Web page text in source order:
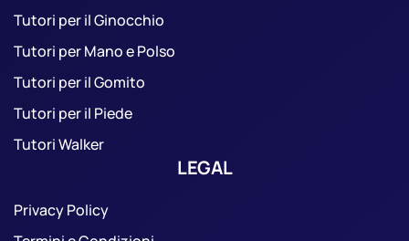
Tutori per il Ginocchio
Tutori per Mano e Polso
Tutori per il Gomito
Tutori per il Piede
Tutori Walker
LEGAL
Privacy Policy